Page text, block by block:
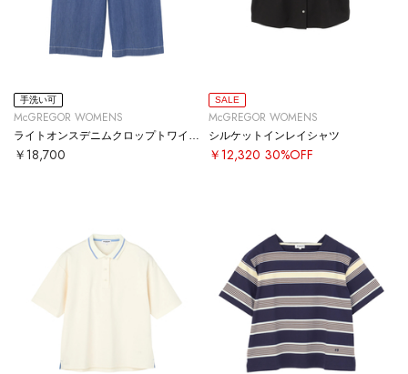
手洗い可
McGREGOR WOMENS
￥18,700
SALE
McGREGOR WOMENS
シルケットインレイシャツ
￥12,320 30%OFF